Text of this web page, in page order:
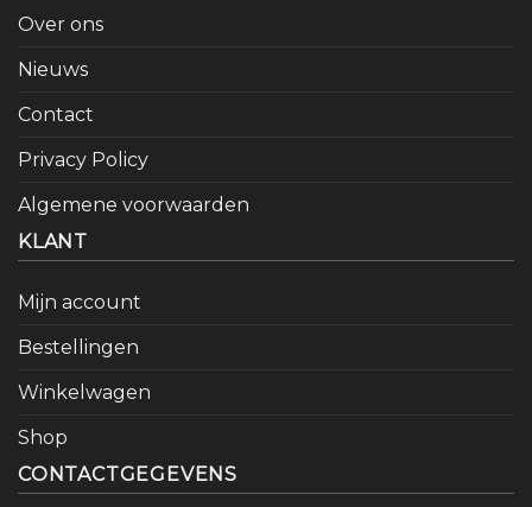
Over ons
Nieuws
Contact
Privacy Policy
Algemene voorwaarden
KLANT
Mijn account
Bestellingen
Winkelwagen
Shop
CONTACTGEGEVENS